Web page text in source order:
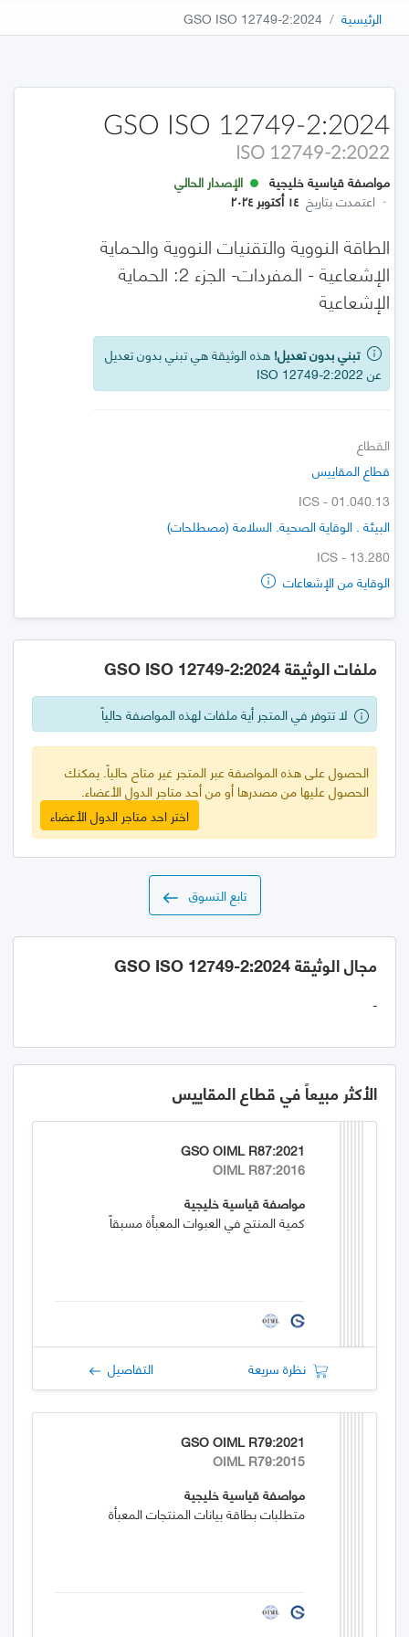
الرئيسية GSO ISO 12749-2:2024
GSO ISO 12749-2:2024
ISO 12749-2:2022
مواصفة قياسية خليجية
الإصدار الحالي
· اعتمدت بتاريخ ١٤ أكتوبر ٢٠٢٤
الطاقة النووية والتقنيات النووية والحماية
الإشعاعية - المفردات- الجزء 2: الحماية
الإشعاعية
تبني بدون تعديل! هذه الوثيقة هي تبني بدون تعديل
عن ISO 12749-2:2022
القطاع
قطاع المقاييس
ICS - 01.040.13
البيئة . الوقاية الصحية. السلامة (مصطلحات)
ICS - 13.280
الوقاية من الإشعاعات
ملفات الوثيقة GSO ISO 12749-2:2024
لا تتوفر في المتجر أية ملفات لهذه المواصفة حالياً
الحصول على هذه المواصفة عبر المتجر غير متاح حالياً. يمكنك
الحصول عليها من مصدرها أو من أحد متاجر الدول الأعضاء.
اختر احد متاجر الدول الأعضاء
تابع التسوق
مجال الوثيقة GSO ISO 12749-2:2024
-
الأكثر مبيعاً في قطاع المقاييس
GSO OIML R87:2021
OIML R87:2016
مواصفة قياسية خليجية
كمية المنتج في العبوات المعبأة مسبقاً
نظرة سريعة التفاصيل
GSO OIML R79:2021
OIML R79:2015
مواصفة قياسية خليجية
متطلبات بطاقة بيانات المنتجات المعبأة